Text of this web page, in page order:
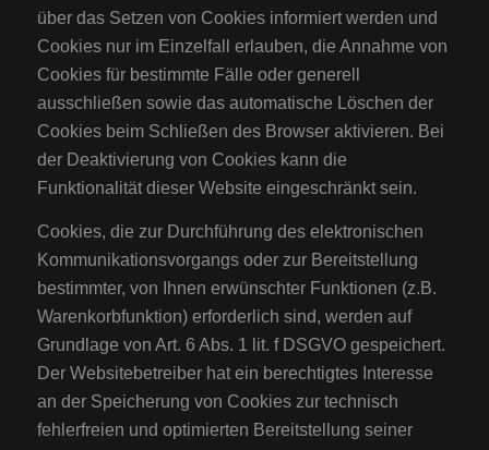
über das Setzen von Cookies informiert werden und
Cookies nur im Einzelfall erlauben, die Annahme von
Cookies für bestimmte Fälle oder generell
ausschließen sowie das automatische Löschen der
Cookies beim Schließen des Browser aktivieren. Bei
der Deaktivierung von Cookies kann die
Funktionalität dieser Website eingeschränkt sein.
Cookies, die zur Durchführung des elektronischen
Kommunikationsvorgangs oder zur Bereitstellung
bestimmter, von Ihnen erwünschter Funktionen (z.B.
Warenkorbfunktion) erforderlich sind, werden auf
Grundlage von Art. 6 Abs. 1 lit. f DSGVO gespeichert.
Der Websitebetreiber hat ein berechtigtes Interesse
an der Speicherung von Cookies zur technisch
fehlerfreien und optimierten Bereitstellung seiner